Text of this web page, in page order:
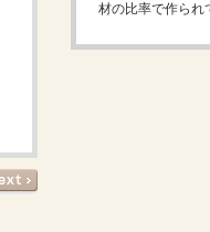
材の比率で作られ